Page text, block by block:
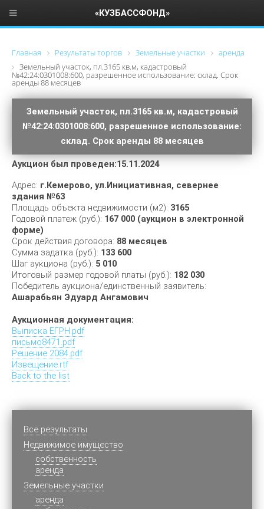
Главная Результаты торгов Земельные участки
аренда
Земельный участок, пл.3165 кв.м, кадастровый
№42:24:0301008:600, разрешенное использование: склад. Срок
аренды 88 месяцев
Земельный участок, пл.3165 кв.м, кадастровый
№42:24:0301008:600, разрешенное использование:
склад. Срок аренды 88 месяцев
Аукцион был проведен:15.11.2024
Адрес: г.Кемерово, ул.Инициативная, севернее
здания №63
Площадь объекта недвижимости (м2): 3165
Годовой платеж (руб.): 167 000 (аукцион в электронной
форме)
Срок действия договора: 88 месяцев
Сумма задатка (руб.): 133 600
Шаг аукциона (руб.): 5 010
Итоговый размер годовой платы (руб.): 182 030
Победитель аукциона/единственный заявитель:
Ашарабьян Эдуард Ангамович
Аукционная документация:
Выписка ЕГРН.pdf
письмо8471.pdf
Решение 2084.pdf
Извещение.rtf
Back to the list
Все результаты
Недвижимое имущество
cобственность
аренда
Земельные участки
аренда
«КУЗБАССФОНД»